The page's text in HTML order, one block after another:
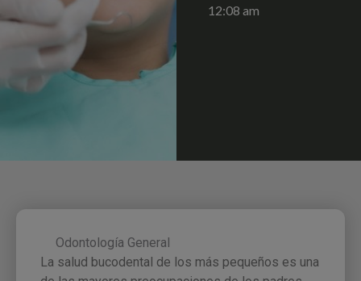
12:08 am
Odontología General
La salud bucodental de los más pequeños es una